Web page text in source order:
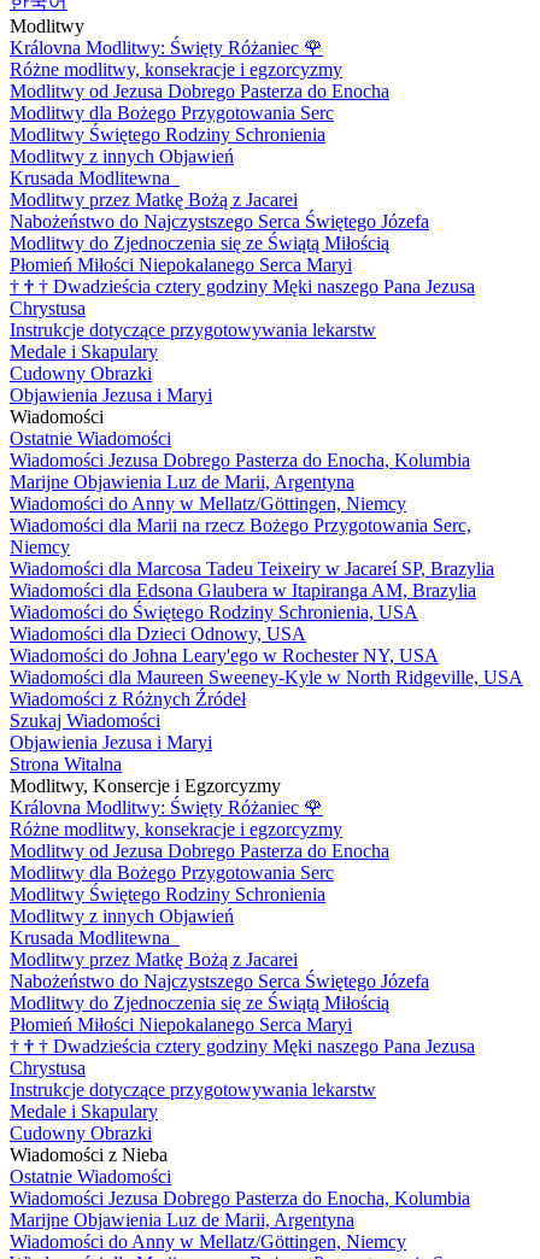
Modlitwy
Královna Modlitwy: Święty Różaniec 🌹
Różne modlitwy, konsekracje i egzorcyzmy
Modlitwy od Jezusa Dobrego Pasterza do Enocha
Modlitwy dla Bożego Przygotowania Serc
Modlitwy Świętego Rodziny Schronienia
Modlitwy z innych Objawień
Krusada Modlitewna
Modlitwy przez Matkę Bożą z Jacarei
Nabożeństwo do Najczystszego Serca Świętego Józefa
Modlitwy do Zjednoczenia się ze Świątą Miłością
Płomień Miłości Niepokalanego Serca Maryi
† † † Dwadzieścia cztery godziny Męki naszego Pana Jezusa
Chrystusa
Instrukcje dotyczące przygotowywania lekarstw
Medale i Skapulary
Cudowny Obrazki
Objawienia Jezusa i Maryi
Wiadomości
Ostatnie Wiadomości
Wiadomości Jezusa Dobrego Pasterza do Enocha, Kolumbia
Marijne Objawienia Luz de Marii, Argentyna
Wiadomości do Anny w Mellatz/Göttingen, Niemcy
Wiadomości dla Marii na rzecz Bożego Przygotowania Serc,
Niemcy
Wiadomości dla Marcosa Tadeu Teixeiry w Jacareí SP, Brazylia
Wiadomości dla Edsona Glaubera w Itapiranga AM, Brazylia
Wiadomości do Świętego Rodziny Schronienia, USA
Wiadomości dla Dzieci Odnowy, USA
Wiadomości do Johna Leary'ego w Rochester NY, USA
Wiadomości dla Maureen Sweeney-Kyle w North Ridgeville, USA
Wiadomości z Różnych Źródeł
Szukaj Wiadomości
Objawienia Jezusa i Maryi
Strona Witalna
Modlitwy, Konsercje i Egzorcyzmy
Královna Modlitwy: Święty Różaniec 🌹
Różne modlitwy, konsekracje i egzorcyzmy
Modlitwy od Jezusa Dobrego Pasterza do Enocha
Modlitwy dla Bożego Przygotowania Serc
Modlitwy Świętego Rodziny Schronienia
Modlitwy z innych Objawień
Krusada Modlitewna
Modlitwy przez Matkę Bożą z Jacarei
Nabożeństwo do Najczystszego Serca Świętego Józefa
Modlitwy do Zjednoczenia się ze Świątą Miłością
Płomień Miłości Niepokalanego Serca Maryi
† † † Dwadzieścia cztery godziny Męki naszego Pana Jezusa
Chrystusa
Instrukcje dotyczące przygotowywania lekarstw
Medale i Skapulary
Cudowny Obrazki
Wiadomości z Nieba
Ostatnie Wiadomości
Wiadomości Jezusa Dobrego Pasterza do Enocha, Kolumbia
Marijne Objawienia Luz de Marii, Argentyna
Wiadomości do Anny w Mellatz/Göttingen, Niemcy